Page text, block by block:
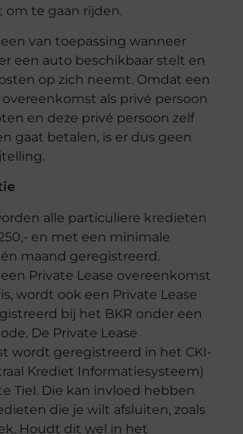
om te gaan rijden.
van toepassing wanneer
een auto beschikbaar stelt en
op zich neemt. Omdat een
overeenkomst als privé persoon
en deze privé persoon zelf
gaat betalen, is er dus geen
alle particuliere kredieten
en met een minimale
maand geregistreerd.
Private Lease overeenkomst
wordt ook een Private Lease
bij het BKR onder een
De Private Lease
wordt geregistreerd in het CKI-
Krediet Informatiesysteem)
Tiel. Die kan invloed hebben
die je wilt afsluiten, zoals
Houdt dit wel in het